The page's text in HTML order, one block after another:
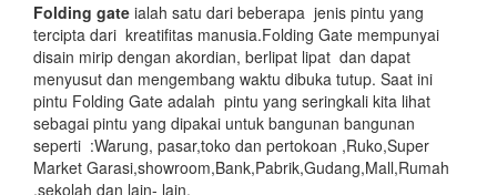
Folding gate ialah satu dari beberapa jenis pintu yang
tercipta dari kreatifitas manusia.Folding Gate mempunyai
disain mirip dengan akordian, berlipat lipat dan dapat
menyusut dan mengembang waktu dibuka tutup. Saat ini
pintu Folding Gate adalah pintu yang seringkali kita lihat
sebagai pintu yang dipakai untuk bangunan bangunan
seperti :Warung, pasar,toko dan pertokoan ,Ruko,Super
Market Garasi,showroom,Bank,Pabrik,Gudang,Mall,Rumah
,sekolah dan lain- lain.